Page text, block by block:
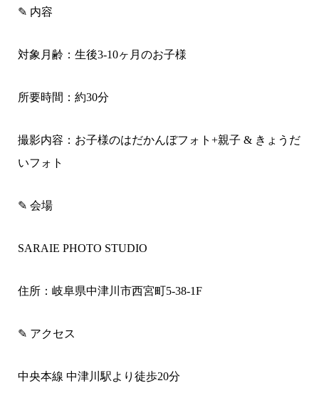
✎ 内容
対象月齢：生後3-10ヶ月のお子様
所要時間：約30分
撮影内容：お子様のはだかんぼフォト+親子 & きょうだ
いフォト
✎ 会場
SARAIE PHOTO STUDIO
住所： 岐阜県中津川市西宮町5-38-1F
✎ アクセス
中央本線 中津川 駅より徒歩20分